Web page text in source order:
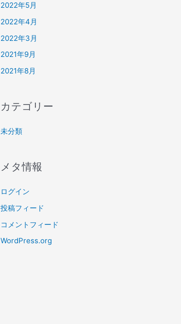
2022年5月
2022年4月
2022年3月
2021年9月
2021年8月
カテゴリー
未分類
メタ情報
ログイン
投稿フィード
コメントフィード
WordPress.org